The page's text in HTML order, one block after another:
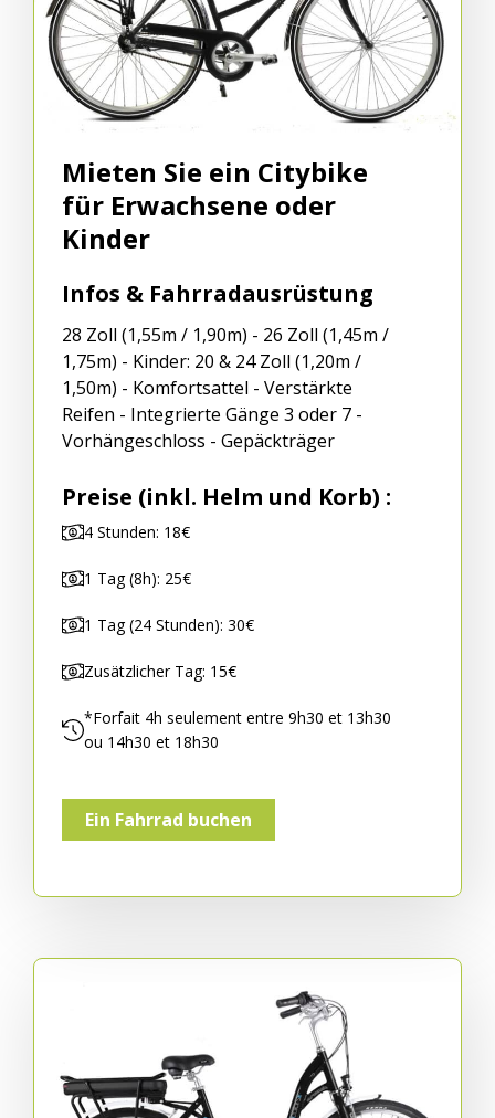
Mieten Sie ein Citybike
für Erwachsene oder
Kinder
Infos & Fahrradausrüstung
28 Zoll (1,55m / 1,90m) - 26 Zoll (1,45m /
1,75m) - Kinder: 20 & 24 Zoll (1,20m /
1,50m) - Komfortsattel - Verstärkte
Reifen - Integrierte Gänge 3 oder 7 -
Vorhängeschloss - Gepäckträger
Preise (inkl. Helm und Korb) :
4 Stunden: 18€
1 Tag (8h): 25€
1 Tag (24 Stunden): 30€
Zusätzlicher Tag: 15€
*Forfait 4h seulement entre 9h30 et 13h30
ou 14h30 et 18h30
Ein Fahrrad buchen